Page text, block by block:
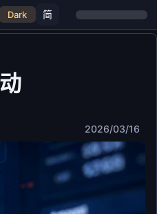
Dark 简
2026/03/16